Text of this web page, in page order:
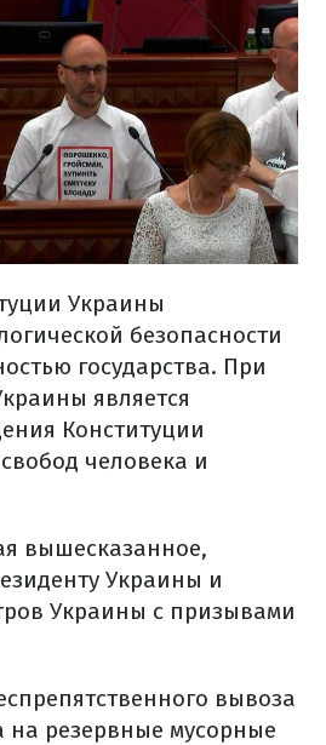
Украины
безопасности
государства. При
является
Конституции
человека и
вышесказанное,
Украины и
Украины с призывами
вывоза
на резервные мусорные